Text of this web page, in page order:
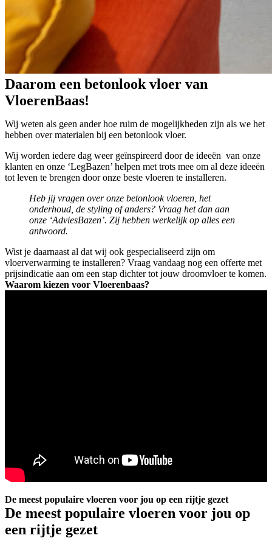
Daarom een betonlook vloer van
VloerenBaas!
Wij weten als geen ander hoe ruim de mogelijkheden zijn als we het
hebben over materialen bij een betonlook vloer.
Wij worden iedere dag weer geïnspireerd door de ideeën van onze
klanten en onze ‘LegBazen’ helpen met trots mee om al deze ideeën
tot leven te brengen door onze beste vloeren te installeren.
Heb jij vragen over onze betonlook vloeren, het
onderhoud, de styling of anders? Vraag het dan aan
onze ‘AdviesBazen’. Zij hebben werkelijk op alles een
antwoord.
Wist je daarnaast al dat wij ook gespecialiseerd zijn om
vloerverwarming te installeren? Vraag vandaag nog een offerte met
prijsindicatie aan om een stap dichter tot jouw droomvloer te komen.
Waarom kiezen voor Vloerenbaas?
De meest populaire vloeren voor jou op een rijtje gezet
De meest populaire vloeren voor jou op
een rijtje gezet